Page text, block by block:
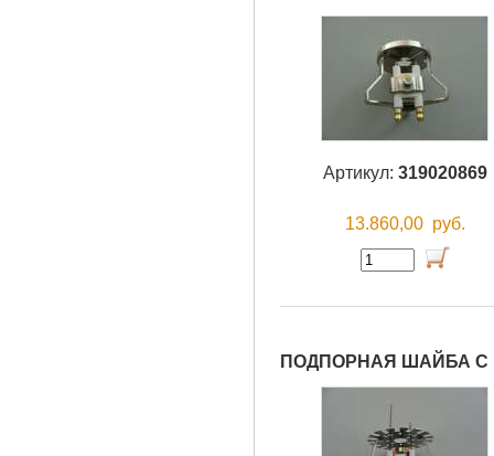
Артикул: 319020869
13.860,00 руб.
ПОДПОРНАЯ ШАЙБА С